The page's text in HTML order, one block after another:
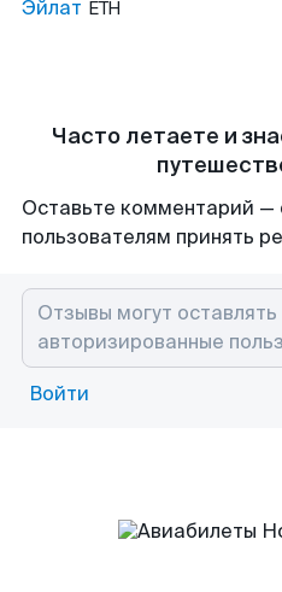
Эйлат ETH
Часто летаете и
Оставьте комментарий —
пользователям принять
Войти